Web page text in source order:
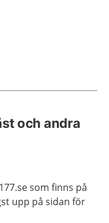
och andra
som finns på
upp på sidan för